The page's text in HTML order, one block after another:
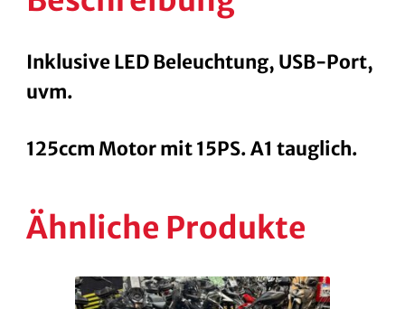
Inklusive LED Beleuchtung, USB-Port,
uvm.
125ccm Motor mit 15PS. A1 tauglich.
Ähnliche Produkte